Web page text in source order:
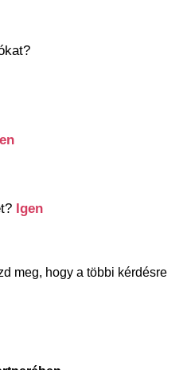
Igen
meg, hogy a többi kérdésre